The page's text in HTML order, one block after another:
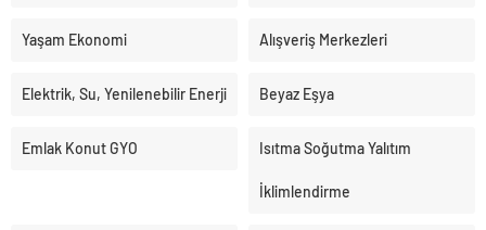
Yaşam Ekonomi Alışveriş Merkezleri
Elektrik, Su, Yenilenebilir Enerji Beyaz Eşya
Emlak Konut GYO Isıtma Soğutma Yalıtım
İklimlendirme